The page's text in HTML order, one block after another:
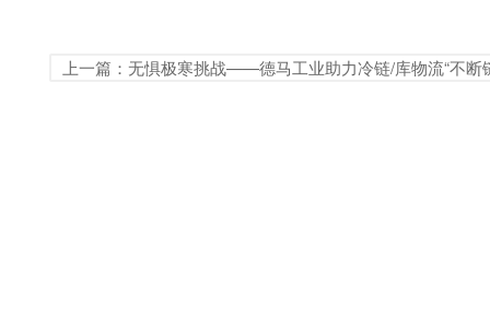
上一篇：无惧极寒挑战——德马工业助力冷链/库物流“不断